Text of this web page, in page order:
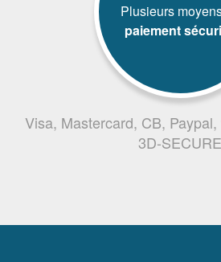
Plusieurs
paiement
Visa, Mastercard, CB,
3D-SECURE